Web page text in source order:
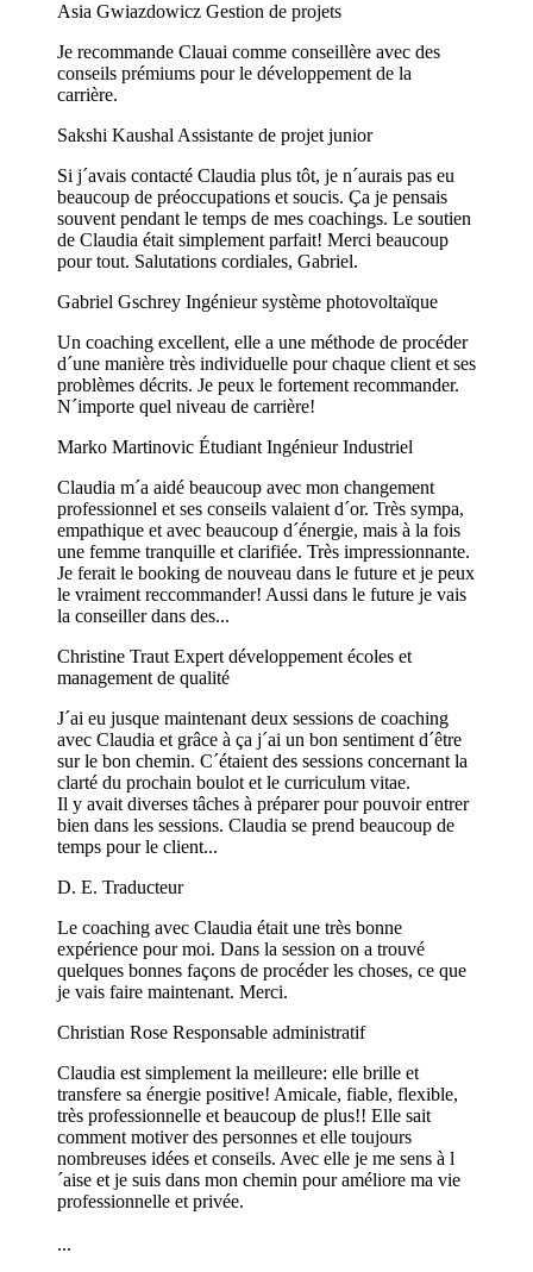
Asia Gwiazdowicz Gestion de projets
Je recommande Clauai comme conseillère avec des
conseils prémiums pour le développement de la
carrière.
Sakshi Kaushal Assistante de projet junior
Si j´avais contacté Claudia plus tôt, je n´aurais pas eu
beaucoup de préoccupations et soucis. Ça je pensais
souvent pendant le temps de mes coachings. Le soutien
de Claudia était simplement parfait! Merci beaucoup
pour tout. Salutations cordiales, Gabriel.
Gabriel Gschrey Ingénieur système photovoltaïque
Un coaching excellent, elle a une méthode de procéder
d´une manière très individuelle pour chaque client et ses
problèmes décrits. Je peux le fortement recommander.
N´importe quel niveau de carrière!
Marko Martinovic Étudiant Ingénieur Industriel
Claudia m´a aidé beaucoup avec mon changement
professionnel et ses conseils valaient d´or. Très sympa,
empathique et avec beaucoup d´énergie, mais à la fois
une femme tranquille et clarifiée. Très impressionnante.
Je ferait le booking de nouveau dans le future et je peux
le vraiment reccommander! Aussi dans le future je vais
la conseiller dans des...
Christine Traut Expert développement écoles et
management de qualité
J´ai eu jusque maintenant deux sessions de coaching
avec Claudia et grâce à ça j´ai un bon sentiment d´être
sur le bon chemin. C´étaient des sessions concernant la
clarté du prochain boulot et le curriculum vitae.
Il y avait diverses tâches à préparer pour pouvoir entrer
bien dans les sessions. Claudia se prend beaucoup de
temps pour le client...
D. E. Traducteur
Le coaching avec Claudia était une très bonne
expérience pour moi. Dans la session on a trouvé
quelques bonnes façons de procéder les choses, ce que
je vais faire maintenant. Merci.
Christian Rose Responsable administratif
Claudia est simplement la meilleure: elle brille et
transfere sa énergie positive! Amicale, fiable, flexible,
très professionnelle et beaucoup de plus!! Elle sait
comment motiver des personnes et elle toujours
nombreuses idées et conseils. Avec elle je me sens à l
´aise et je suis dans mon chemin pour améliore ma vie
professionnelle et privée.
...